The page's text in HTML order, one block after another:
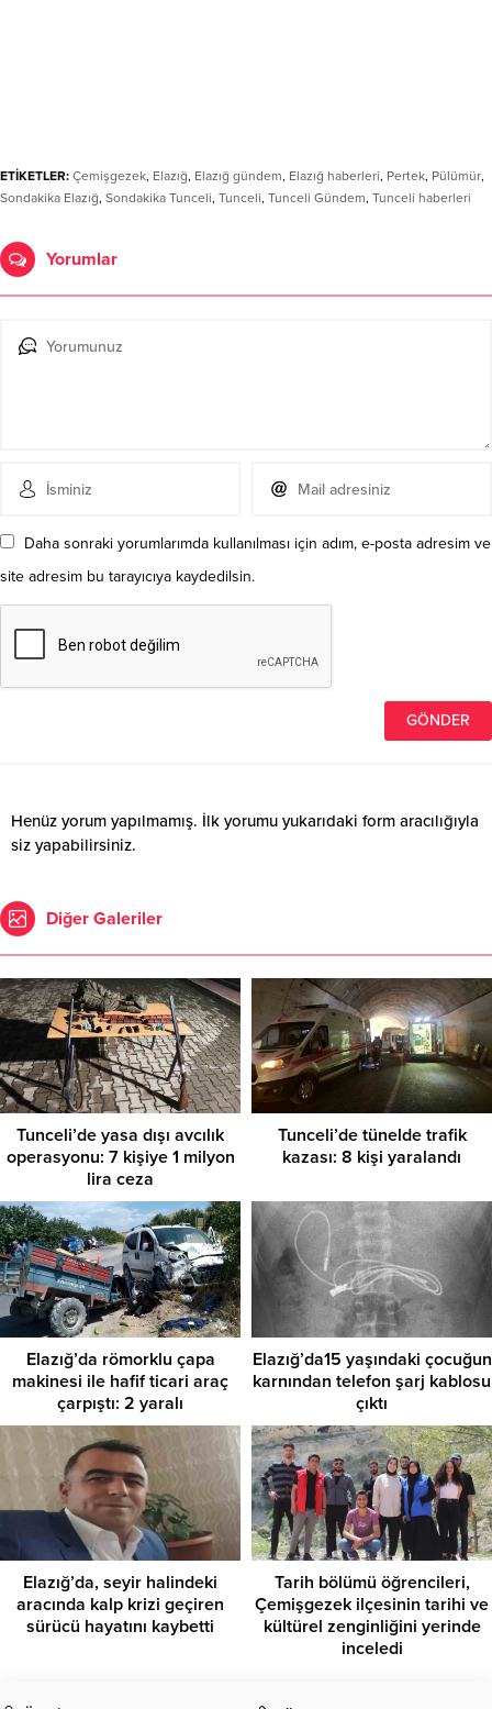
ETİKETLER: Çemişgezek, Elazığ, Elazığ gündem, Elazığ haberleri, Pertek, Pülümür,
Sondakika Elazığ, Sondakika Tunceli, Tunceli, Tunceli Gündem, Tunceli haberleri
Yorumlar
Daha sonraki yorumlarımda kullanılması için adım, e-posta adresim ve
site adresim bu tarayıcıya kaydedilsin.
Henüz yorum yapılmamış. İlk yorumu yukarıdaki form aracılığıyla
siz yapabilirsiniz.
Diğer Galeriler
Tunceli’de yasa dışı avcılık
operasyonu: 7 kişiye 1 milyon
lira ceza
Tunceli’de tünelde trafik
kazası: 8 kişi yaralandı
Elazığ’da römorklu çapa
makinesi ile hafif ticari araç
çarpıştı: 2 yaralı
Elazığ’da15 yaşındaki çocuğun
karnından telefon şarj kablosu
çıktı
Elazığ’da, seyir halindeki
aracında kalp krizi geçiren
sürücü hayatını kaybetti
Tarih bölümü öğrencileri,
Çemişgezek ilçesinin tarihi ve
kültürel zenginliğini yerinde
inceledi